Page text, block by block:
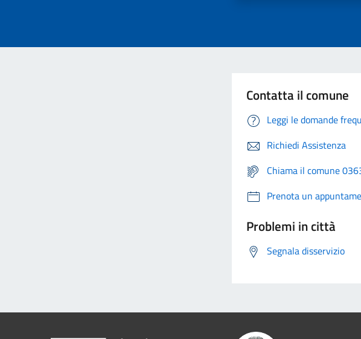
Contatta il comune
Leggi le domande
Richiedi Assistenza
Chiama il comune
Prenota un
Problemi in città
Segnala disservizio